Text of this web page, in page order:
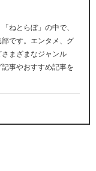
ねとらぼ」の中で、
です。エンタメ、グ
まざまなジャンル
事やおすすめ記事を